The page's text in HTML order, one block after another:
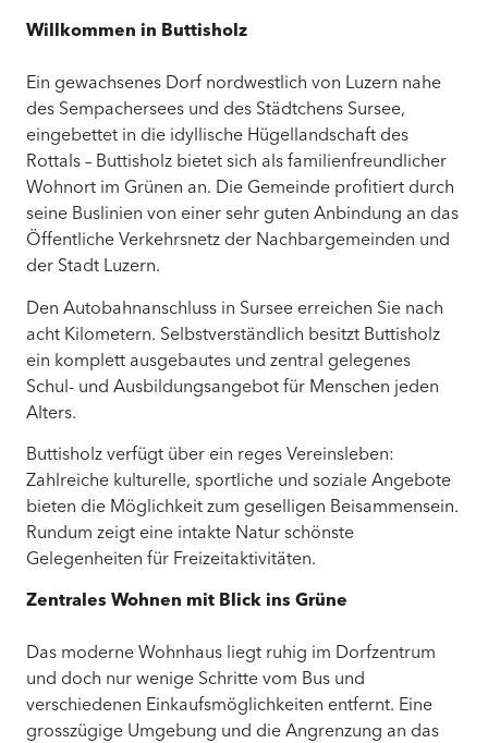
Willkommen in Buttisholz
Ein gewachsenes Dorf nordwestlich von Luzern nahe
des Sempachersees und des Städtchens Sursee,
eingebettet in die idyllische Hügellandschaft des
Rottals – Buttisholz bietet sich als familienfreundlicher
Wohnort im Grünen an. Die Gemeinde profitiert durch
seine Buslinien von einer sehr guten Anbindung an das
Öffentliche Verkehrsnetz der Nachbargemeinden und
der Stadt Luzern.
Den Autobahnanschluss in Sursee erreichen Sie nach
acht Kilometern. Selbstverständlich besitzt Buttisholz
ein komplett ausgebautes und zentral gelegenes
Schul- und Ausbildungsangebot für Menschen jeden
Alters.
Buttisholz verfügt über ein reges Vereinsleben:
Zahlreiche kulturelle, sportliche und soziale Angebote
bieten die Möglichkeit zum geselligen Beisammensein.
Rundum zeigt eine intakte Natur schönste
Gelegenheiten für Freizeitaktivitäten.
Zentrales Wohnen mit Blick ins Grüne
Das moderne Wohnhaus liegt ruhig im Dorfzentrum
und doch nur wenige Schritte vom Bus und
verschiedenen Einkaufsmöglichkeiten entfernt. Eine
grosszügige Umgebung und die Angrenzung an das